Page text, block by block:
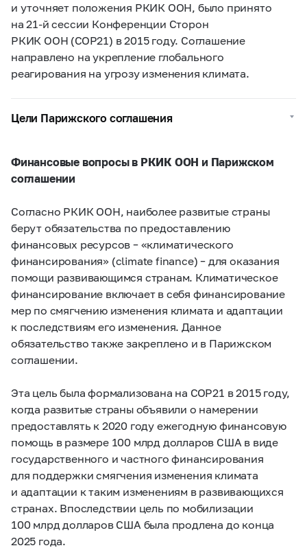
и уточняет положения РКИК ООН, было принято
на21-й сессии Конференции Сторон
РКИК ООН (СОР21) в 2015 году. Соглашение
направлено на укрепление глобального
реагирования на угрозу изменения климата.
Цели Парижского соглашения
Финансовые вопросы в РКИК ООН и Парижском
соглашении
Согласно РКИК ООН, наиболее развитые страны
берут обязательства по предоставлению
финансовых ресурсов – «климатического
финансирования» (climate finance) – для оказания
помощи развивающимся странам. Климатическое
финансирование включает в себя финансирование
мер по смягчению изменения климата и адаптации
к последствиям его изменения. Данное
обязательство также закреплено и в Парижском
соглашении.
Эта цель была формализована на COP21 в 2015 году,
когда развитые страны объявили о намерении
предоставлять к 2020 году ежегодную финансовую
помощь в размере 100 млрд долларов США в виде
государственного и частного финансирования
для поддержки смягчения изменения климата
и адаптации к таким изменениям в развивающихся
странах. Впоследствии цель по мобилизации
100 млрд долларов США была продлена до конца
2025 года.